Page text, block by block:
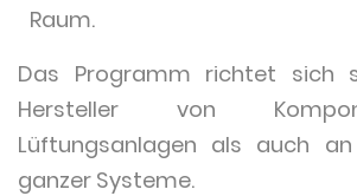
Raum.
Das Programm richtet sich
Hersteller von
Lüftungsanlagen als auch
ganzer Systeme.